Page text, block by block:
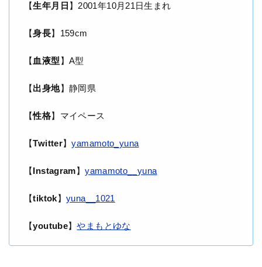
【生年月日 】2001年10月21日生まれ
【身長】159cm
【 血液型 】A型
【出身地】静岡県
【性格】マイペース
【Twitter】yamamoto_yuna
【Instagram】yamamoto__yuna
【tiktok】yuna__1021
【youtube】やまもとゆな